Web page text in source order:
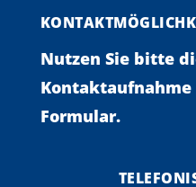
Nutzen Sie bitte
Kontaktaufnahme
Formular.